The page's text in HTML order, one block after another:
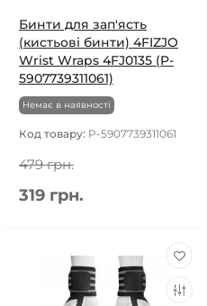
Бинти для зап'ясть
(кистьові бинти) 4FIZJO
Wrist Wraps 4FJ0135 (P-
5907739311061)
Немає в наявності
Код товару: P-5907739311061
479 грн.
319 грн.